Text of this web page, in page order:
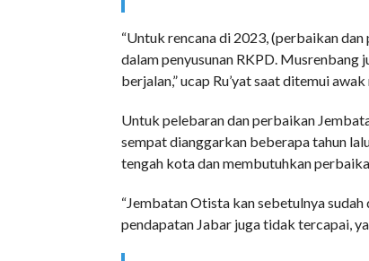
“Untuk rencana di 2023, (perbaikan
dalam penyusunan RKPD. Musrenbang
berjalan,” ucap Ru’yat saat ditemui
Untuk pelebaran dan perbaikan
sempat dianggarkan beberapa tahun
tengah kota dan membutuhkan
“Jembatan Otista kan sebetulnya
pendapatan Jabar juga tidak tercapai,